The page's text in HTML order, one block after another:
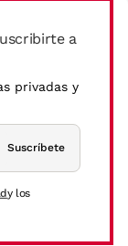
a
privadas y
Suscríbete
y los